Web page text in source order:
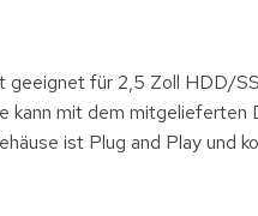
geeignet für 2,5 Zoll HDD/
kann mit dem
ist Plug and Play und